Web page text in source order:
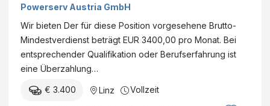
Powerserv Austria GmbH
Wir bieten Der für diese Position vorgesehene Brutto-
Mindestverdienst beträgt EUR 3400,00 pro Monat. Bei
entsprechender Qualifikation oder Berufserfahrung ist
eine Überzahlung…
€ 3.400 Linz Vollzeit